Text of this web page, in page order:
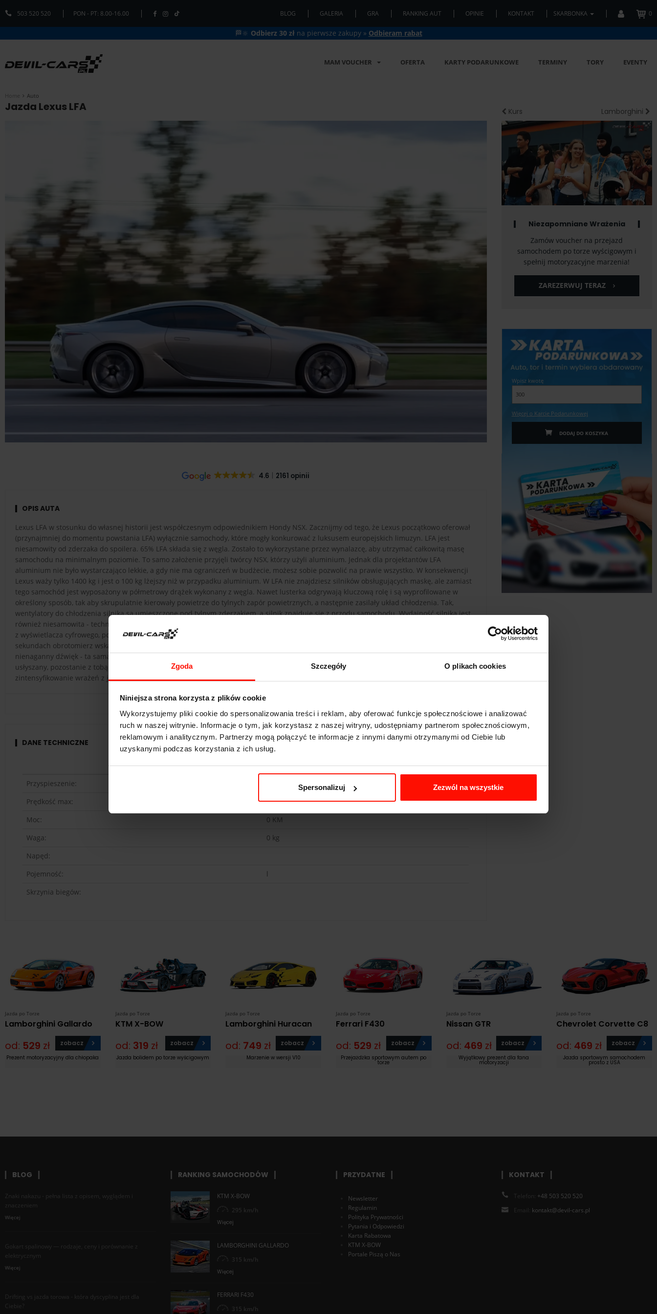
Zgoda Szczegóły O plikach cookies
Niniejsza strona korzysta z plików cookie
Wykorzystujemy pliki cookie do spersonalizowania treści i reklam, aby oferować funkcje społecznościowe i analizować
ruch w naszej witrynie. Informacje o tym, jak korzystasz z naszej witryny, udostępniamy partnerom społecznościowym,
reklamowym i analitycznym. Partnerzy mogą połączyć te informacje z innymi danymi otrzymanymi od Ciebie lub
uzyskanymi podczas korzystania z ich usług.
Spersonalizuj Zezwól na wszystkie
503 520 520 PON - PT: 8.00-16.00 BLOG GALERIA GRA RANKING AUT OPINIE KONTAKT SKARBONKA 0
🏁🔆 Odbierz 30 zł na pierwsze zakupy » Odbieram rabat
MAM VOUCHER OFERTA KARTY PODARUNKOWE TERMINY TORY EVENTY
Home Auto
Jazda Lexus LFA
4.6 2161 opinii
OPIS AUTA
Lexus LFA w stosunku do własnej historii jest współczesnym odpowiednikiem Hondy NSX. Zacznijmy od tego, że Lexus początkowo oferował
(przynajmniej do momentu powstania LFA) wyłącznie samochody, które mogły konkurować z luksusem europejskich limuzyn. LFA jest
niesamowity od zderzaka do spoilera. 65% LFA składa się z węgla. Zostało to wykorzystane przez wynalazcę, aby utrzymać całkowitą masę
samochodu na minimalnym poziomie. To samo założenie przyjęli twórcy NSX, którzy użyli aluminium. Jednak dla projektantów LFA
aluminium nie było wystarczająco lekkie, a gdy nie ma ograniczeń w budżecie, możesz sobie pozwolić na prawie wszystko. W konsekwencji
Lexus waży tylko 1400 kg i jest o 100 kg lżejszy niż w przypadku aluminium. W LFA nie znajdziesz silników obsługujących maskę, ale zamiast
tego samochód jest wyposażony w półmetrowy drążek wykonany z węgla. Nawet lusterka odgrywają kluczową rolę i są wyprofilowane w
określony sposób, tak aby skrupulatnie kierowały powietrze do tylnych zapór powietrznych, a następnie zasilały układ chłodzenia. Tak,
wentylatory do chłodzenia silnika są umieszczone pod tylnym zderzakiem, a silnik znajduje się z przodu samochodu. Wydajność silnika jest
również niesamowita - technicznie działa tak, jakby wyciągnięty z ramy motocykla. Stało się już legendarne, że projektanci musieli korzystać
z wyświetlacza cyfrowego, ponieważ tradycyjne nie nadążały za tempem silników. Delikatnie naciskasz pedał przyspieszenia, a w 0,6
sekundach obrotomierz wskazuje wartości ekstremalne do 9000/9500 obr / min. Ale to, co chyba najbardziej ekscytujące w LFA, to
nienaganny dźwięk - ta sama technologia, co wbudowana w bolidy F1. To, co udało im się wspólnie osiągnąć to głos z piekła rodem, który raz
usłyszany, pozostanie z tobą do końca życia. Co więcej, specjalne tunele akustyczne prowadzą z komory silnika do kabiny, które mają na celu
zintensyfikowanie wrażeń z jazdy.
DANE TECHNICZNE
Lexus LFA
Przyspieszenie:
s do 100 km/h
Prędkość max:
0km/h
Moc:
0 KM
Waga:
0 kg
Napęd:
Pojemność:
l
Skrzynia biegów:
Kurs Lamborghini
Niezapomniane Wrażenia
Zamów voucher na przejazd
samochodem po torze wyścigowym i
spełnij motoryzacyjne marzenia!
ZAREZERWUJ TERAZ
Wpisz kwotę
Więcej o Karcie Podarunkowej
DODAJ DO KOSZYKA
Jazda po Torze
Lamborghini Gallardo
od: 529 zł zobacz
Prezent motoryzacyjny dla chłopaka
Jazda po Torze
KTM X-BOW
od: 319 zł zobacz
Jazda bolidem po torze wyścigowym
Jazda po Torze
Lamborghini Huracan
od: 749 zł zobacz
Marzenie w wersji V10
Jazda po Torze
Ferrari F430
od: 529 zł zobacz
Przejażdżka sportowym autem po
torze
Jazda po Torze
Nissan GTR
od: 469 zł zobacz
Wyjątkowy prezent dla fana
motoryzacji
Jazda po Torze
Chevrolet Corvette C8
od: 469 zł zobacz
Jazda sportowym samochodem
prosto z USA
BLOG
Znaki nakazu - pełna lista z opisem, wyglądem i
znaczeniem
Więcej
Gokart spalinowy — rodzaje, ceny i porównanie z
elektrycznym
Więcej
Drifting vs jazda torowa - która dyscyplina jest dla
Ciebie?
RANKING SAMOCHODÓW
KTM X-BOW
295 km/h
Więcej
LAMBORGHINI GALLARDO
315 km/h
Więcej
FERRARI F430
315 km/h
PRZYDATNE
Newsletter
Regulamin
Polityka Prywatności
Pytania i Odpowiedzi
Karta Rabatowa
KTM X-BOW
Portale Piszą o Nas
KONTAKT
Telefon: +48 503 520 520
Email: kontakt@devil-cars.pl